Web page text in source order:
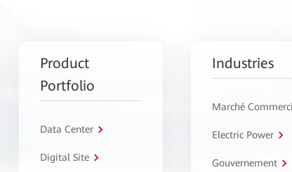
Product
Portfolio
Data Center
Digital Site
Industries
Marché
Electric Power
Gouvernement